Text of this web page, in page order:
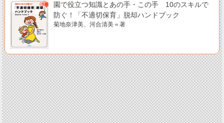
園で役立つ知識とあの手・この手 10のスキルで
防ぐ！「不適切保育」脱却ハンドブック
菊地奈津美、河合清美＝著